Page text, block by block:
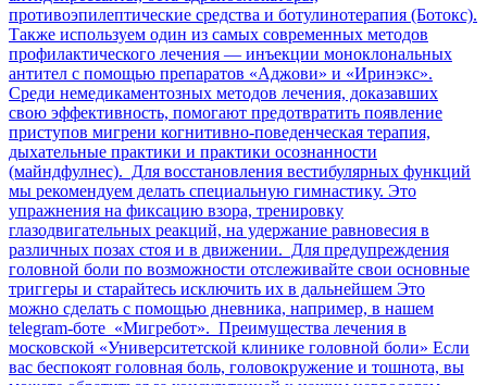
противоэпилептические средства и ботулинотерапия (Ботокс).
Также используем один из самых современных методов
профилактического лечения — инъекции моноклональных
антител с помощью препаратов «Аджови» и «Иринэкс».
Среди немедикаментозных методов лечения, доказавших
свою эффективность, помогают предотвратить появление
приступов мигрени когнитивно-поведенческая терапия,
дыхательные практики и практики осознанности
(майндфулнес). Для восстановления вестибулярных функций
мы рекомендуем делать специальную гимнастику. Это
упражнения на фиксацию взора, тренировку
глазодвигательных реакций, на удержание равновесия в
различных позах стоя и в движении. Для предупреждения
головной боли по возможности отслеживайте свои основные
триггеры и старайтесь исключить их в дальнейшем Это
можно сделать с помощью дневника, например, в нашем
telegram-боте «Мигребот». Преимущества лечения в
московской «Университетской клинике головной боли» Если
вас беспокоят головная боль, головокружение и тошнота, вы